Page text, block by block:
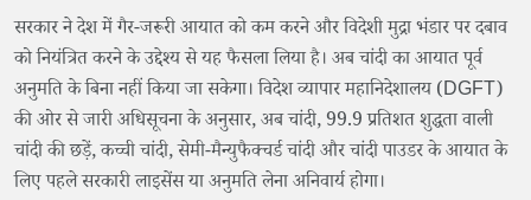
सरकार ने देश में गैर-जरूरी आयात को कम करने और विदेशी मुद्रा भंडार पर दबाव
को नियंत्रित करने के उद्देश्य से यह फैसला लिया है। अब चांदी का आयात पूर्व
अनुमति के बिना नहीं किया जा सकेगा। विदेश व्यापार महानिदेशालय (DGFT)
की ओर से जारी अधिसूचना के अनुसार, अब चांदी, 99.9 प्रतिशत शुद्धता वाली
चांदी की छड़ें, कच्ची चांदी, सेमी-मैन्युफैक्चर्ड चांदी और चांदी पाउडर के आयात के
लिए पहले सरकारी लाइसेंस या अनुमति लेना अनिवार्य होगा।